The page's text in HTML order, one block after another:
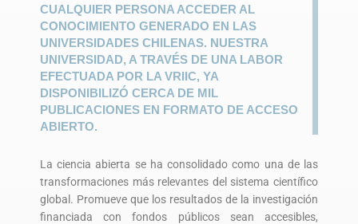
CUALQUIER PERSONA ACCEDER AL
CONOCIMIENTO GENERADO EN LAS
UNIVERSIDADES CHILENAS. NUESTRA
UNIVERSIDAD, A TRAVÉS DE UNA LABOR
EFECTUADA POR LA VRIIC, YA
DISPONIBILIZÓ CERCA DE MIL
PUBLICACIONES EN FORMATO DE ACCESO
ABIERTO.
La ciencia abierta se ha consolidado como una de las
transformaciones más relevantes del sistema científico
global. Promueve que los resultados de la investigación
financiada con fondos públicos sean accesibles,